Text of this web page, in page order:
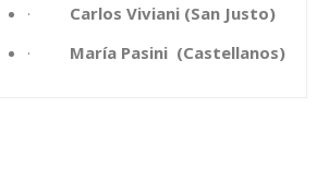
· Carlos Viviani (San Justo)
· María Pasini (Castellanos)